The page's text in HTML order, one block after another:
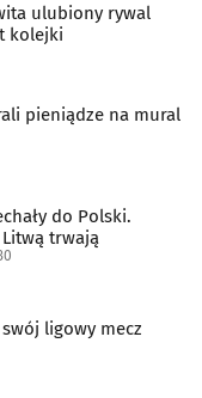
ulubiony rywal
kolejki
pieniądze na mural
do Polski.
trwają
ligowy mecz